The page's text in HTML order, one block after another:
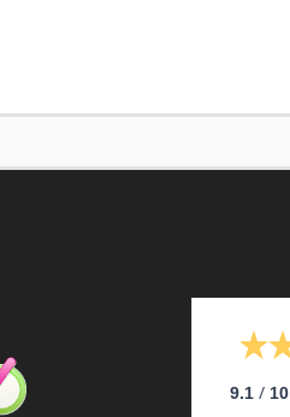
9.1 / 10